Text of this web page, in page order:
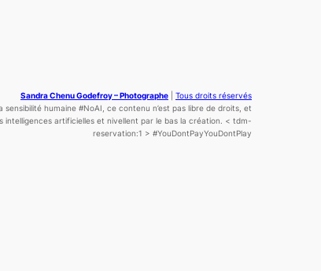
Sandra Chenu Godefroy – Photographe| Tous droits réservés
sensibilité humaine#NoAI, ce contenu n’est pas libre de droits, et
intelligences artificielles et nivellent par le bas la création. < tdm-
reservation:1 > #YouDontPayYouDontPlay